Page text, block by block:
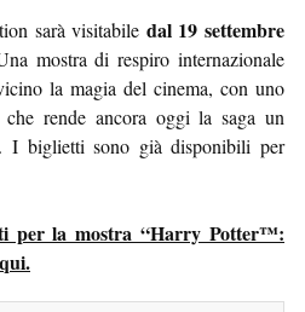
sarà visitabile dal 19 settembre
mostra di respiro internazionale
la magia del cinema, con uno
rende ancora oggi la saga un
I biglietti sono già disponibili per
per la mostra “Harry Potter™: